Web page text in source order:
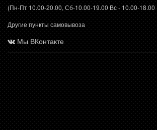
(Пн-Пт 10.00-20.00, Сб-10.00-19.00 Вс - 10.00-18.00
Другие пункты самовывоза
Мы ВКонтакте